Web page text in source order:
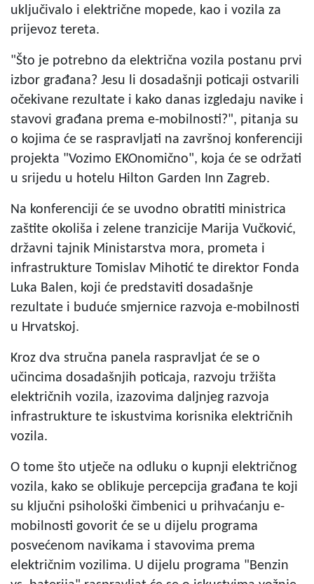
uključivalo i električne mopede, kao i vozila za
prijevoz tereta.
"Što je potrebno da električna vozila postanu prvi
izbor građana? Jesu li dosadašnji poticaji ostvarili
očekivane rezultate i kako danas izgledaju navike i
stavovi građana prema e-mobilnosti?", pitanja su
o kojima će se raspravljati na završnoj konferenciji
projekta "Vozimo EKOnomično", koja će se održati
u srijedu u hotelu Hilton Garden Inn Zagreb.
Na konferenciji će se uvodno obratiti ministrica
zaštite okoliša i zelene tranzicije Marija Vučković,
državni tajnik Ministarstva mora, prometa i
infrastrukture Tomislav Mihotić te direktor Fonda
Luka Balen, koji će predstaviti dosadašnje
rezultate i buduće smjernice razvoja e-mobilnosti
u Hrvatskoj.
Kroz dva stručna panela raspravljat će se o
učincima dosadašnjih poticaja, razvoju tržišta
električnih vozila, izazovima daljnjeg razvoja
infrastrukture te iskustvima korisnika električnih
vozila.
O tome što utječe na odluku o kupnji električnog
vozila, kako se oblikuje percepcija građana te koji
su ključni psihološki čimbenici u prihvaćanju e-
mobilnosti govorit će se u dijelu programa
posvećenom navikama i stavovima prema
električnim vozilima. U dijelu programa "Benzin